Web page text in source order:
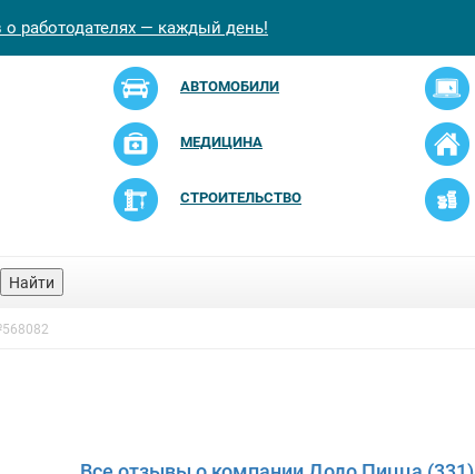
работодателях — каждый день!
АВТОМОБИЛИ
МЕДИЦИНА
СТРОИТЕЛЬСТВО
Найти